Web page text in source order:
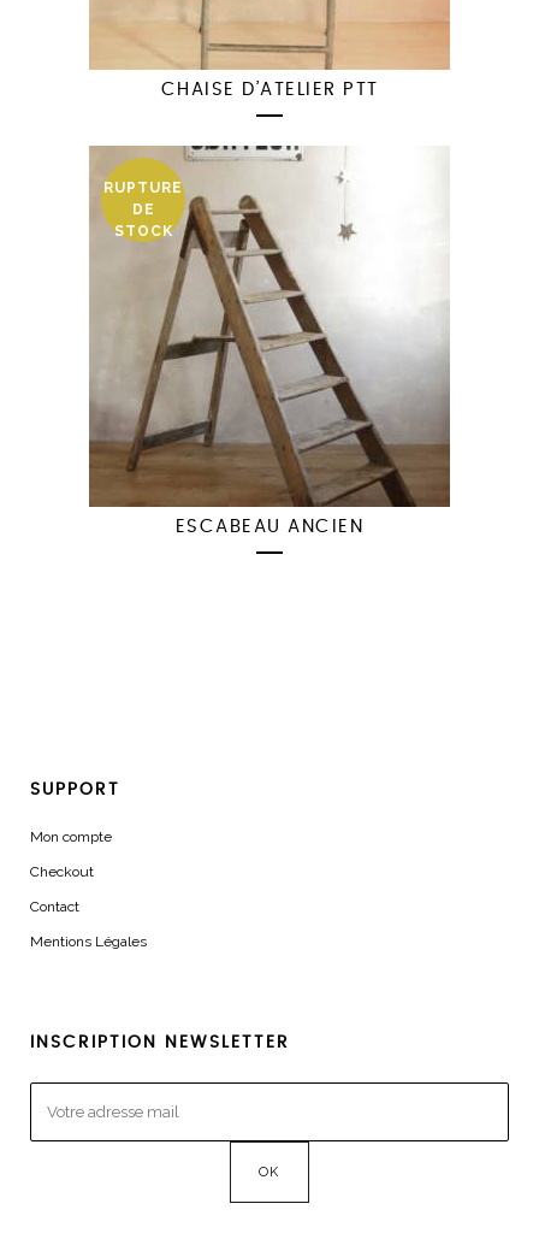
CHAISE D’ATELIER PTT
RUPTURE
DE
STOCK
ESCABEAU ANCIEN
SUPPORT
Mon compte
Checkout
Contact
Mentions Légales
INSCRIPTION NEWSLETTER